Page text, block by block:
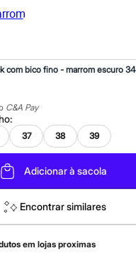
com bico fino - marrom escuro 34
C&A Pay
:
37 38 39
Adicionar à sacola
Encontrar similares
em lojas proximas